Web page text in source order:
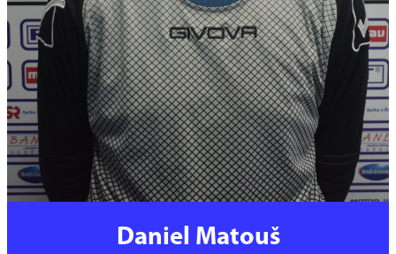
Daniel Matouš